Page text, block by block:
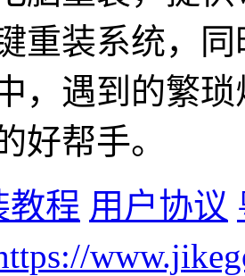
重装系统，
，遇到的繁
好帮手。
教程 用户协议